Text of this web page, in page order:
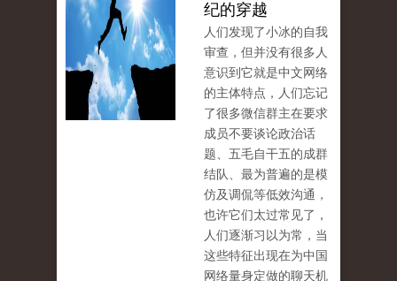
纪的穿越
人们发现了小冰的自我
审查，但并没有很多人
意识到它就是中文网络
的主体特点，人们忘记
了很多微信群主在要求
成员不要谈论政治话
题、五毛自干五的成群
结队、最为普遍的是模
仿及调侃等低效沟通，
也许它们太过常见了，
人们逐渐习以为常，当
这些特征出现在为中国
网络量身定做的聊天机